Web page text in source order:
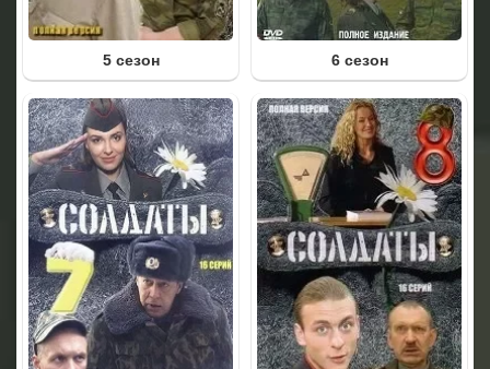
5 сезон 6 сезон